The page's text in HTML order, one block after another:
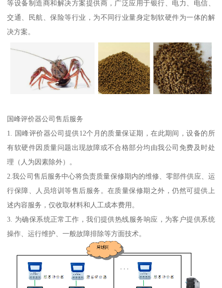
等设备制造商和解决方案提供商，广泛应用于银行、电力、电信、
交通、民航、保险等行业，为不同行业量身定制软硬件为一体的解
决方案。
国峰评价器公司售后服务
1. 国峰评价器公司提供12个月的质量保证期，在此期间，设备的所
有软硬件因质量问题出现故障或不合格部分均由我公司免费及时处
理（人为因素除外）。
2.我公司售后服务中心将负责质量保修期内的维修、零部件供应、运
行保障、人员培训等售后服务。在质量保修期之外，仍然可提供上
述内容服务，仅收取材料和人工成本费用。
3. 为确保系统正常工作，我们提供热线服务响应，为客户提供系统
操作、运行维护、一般故障排除等方面技术。